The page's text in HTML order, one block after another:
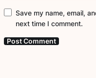
Save my name, email,
next time I comment.